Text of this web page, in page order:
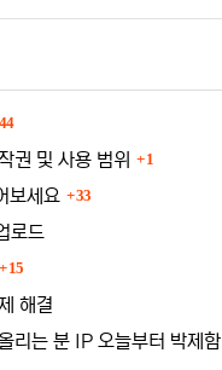
권 및 사용 범위 1
보세요 33
로드
15
해결
리는 분 IP 오늘부터 박제함